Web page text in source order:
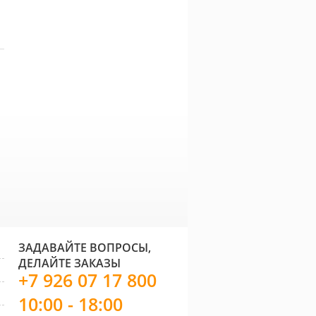
ЗАДАВАЙТЕ ВОПРОСЫ,
ДЕЛАЙТЕ ЗАКАЗЫ
+7 926 07 17 800
10:00 - 18:00